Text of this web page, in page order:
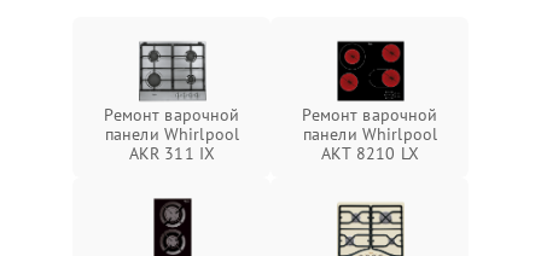
Ремонт варочной
панели Whirlpool
AKR 311 IX
Ремонт варочной
панели Whirlpool
AKT 8210 LX